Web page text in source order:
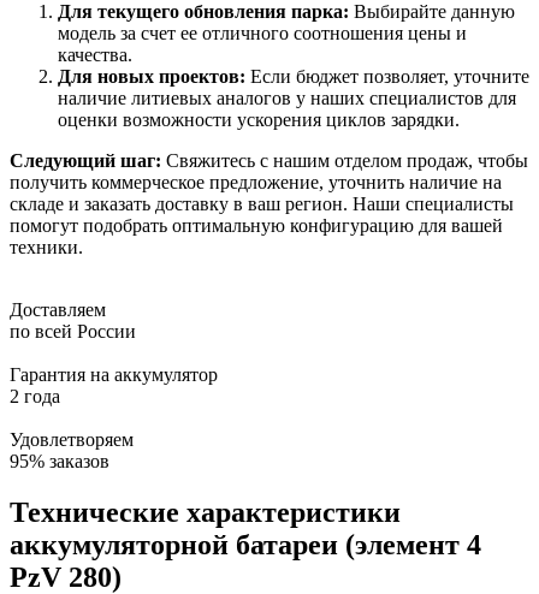
Для текущего обновления парка: Выбирайте данную
модель за счет ее отличного соотношения цены и
качества.
Для новых проектов: Если бюджет позволяет, уточните
наличие литиевых аналогов у наших специалистов для
оценки возможности ускорения циклов зарядки.
Следующий шаг: Свяжитесь с нашим отделом продаж, чтобы
получить коммерческое предложение, уточнить наличие на
складе и заказать доставку в ваш регион. Наши специалисты
помогут подобрать оптимальную конфигурацию для вашей
техники.
Доставляем
по всей России
Гарантия на аккумулятор
2 года
Удовлетворяем
95% заказов
Технические характеристики
аккумуляторной батареи (элемент 4
PzV 280)